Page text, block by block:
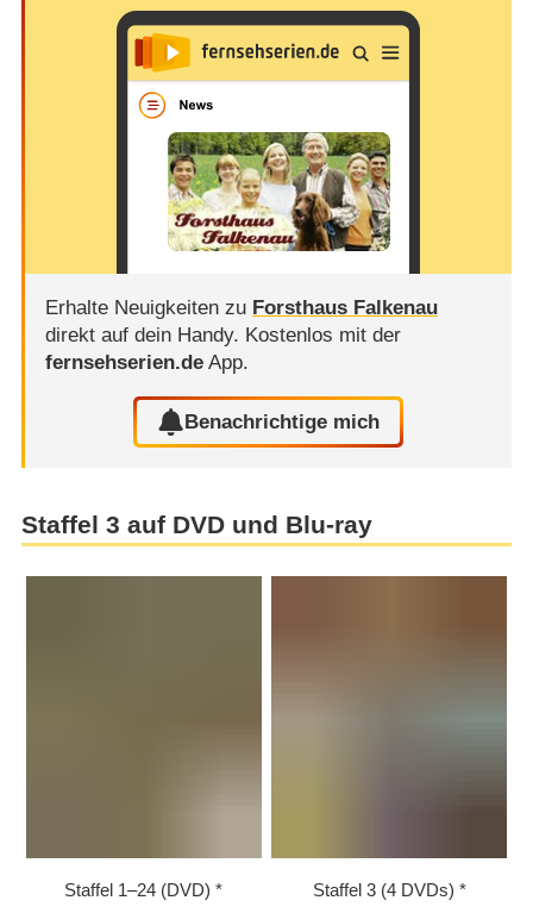
Erhalte Neuigkeiten zu Forsthaus Falkenau
direkt auf dein Handy. Kostenlos mit der
fernsehserien.deApp.
Benachrichtige mich
Staffel 3 auf DVD und Blu-ray
Staffel 1⁠–⁠24 (DVD) Staffel 3 (4 DVDs)